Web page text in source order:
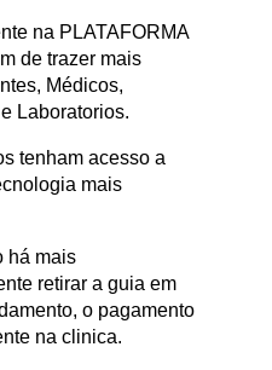
na PLATAFORMA
de trazer mais
Médicos,
Laboratorios.
tenham acesso a
mais
há mais
retirar a guia em
o pagamento
na clinica.